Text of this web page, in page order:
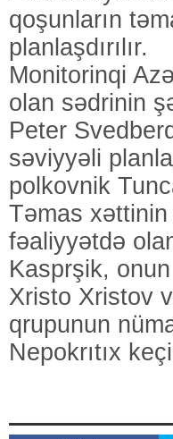
qoşunların
planlaşdırılır.
Monitorinqi
olan sədrinin
Peter
səviyyəli
polkovnik
Təmas
fəaliyyətdə
Kasprşik,
Xristo Xristov
qrupunun
Nepokrıtıx